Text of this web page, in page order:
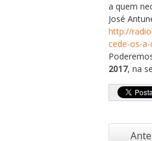
a quem
José
http://
cede-os-
2017, na